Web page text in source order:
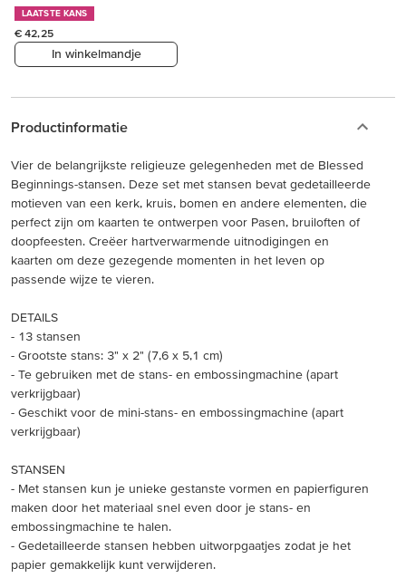
LAATSTE KANS
€ 42,25
In winkelmandje
Productinformatie
Vier de belangrijkste religieuze gelegenheden met de Blessed
Beginnings-stansen. Deze set met stansen bevat gedetailleerde
motieven van een kerk, kruis, bomen en andere elementen, die
perfect zijn om kaarten te ontwerpen voor Pasen, bruiloften of
doopfeesten. Creëer hartverwarmende uitnodigingen en
kaarten om deze gezegende momenten in het leven op
passende wijze te vieren.
DETAILS
- 13 stansen
- Grootste stans: 3" x 2" (7,6 x 5,1 cm)
- Te gebruiken met de stans- en embossingmachine (apart
verkrijgbaar)
- Geschikt voor de mini-stans- en embossingmachine (apart
verkrijgbaar)
STANSEN
- Met stansen kun je unieke gestanste vormen en papierfiguren
maken door het materiaal snel even door je stans- en
embossingmachine te halen.
- Gedetailleerde stansen hebben uitworpgaatjes zodat je het
papier gemakkelijk kunt verwijderen.